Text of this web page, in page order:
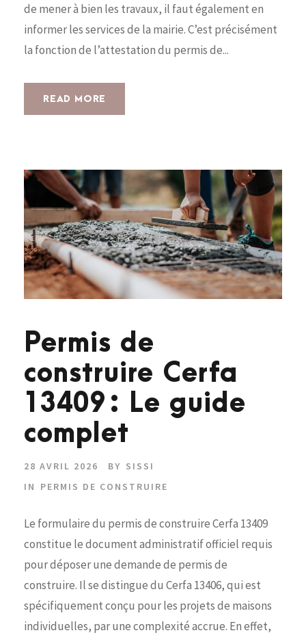
de mener à bien les travaux, il faut également en
informer les services de la mairie. C’est précisément
la fonction de l’attestation du permis de...
READ MORE
Permis de
construire Cerfa
13409 : Le guide
complet
28 AVRIL 2026 BY SISSI
IN
PERMIS DE CONSTRUIRE
Le formulaire du permis de construire Cerfa 13409
constitue le document administratif officiel requis
pour déposer une demande de permis de
construire. Il se distingue du Cerfa 13406, qui est
spécifiquement conçu pour les projets de maisons
individuelles, par une complexité accrue. En effet,